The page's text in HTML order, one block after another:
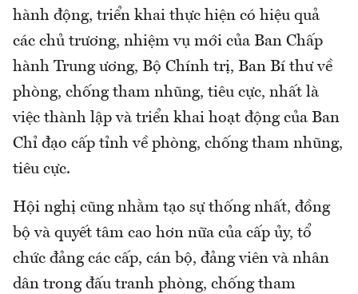
hành động, triển khai thực hiện có hiệu quả
các chủ trương, nhiệm vụ mới của Ban Chấp
hành Trung ương, Bộ Chính trị, Ban Bí thư về
phòng, chống tham nhũng, tiêu cực, nhất là
việc thành lập và triển khai hoạt động của Ban
Chỉ đạo cấp tỉnh về phòng, chống tham nhũng,
tiêu cực.
Hội nghị cũng nhằm tạo sự thống nhất, đồng
bộ và quyết tâm cao hơn nữa của cấp ủy, tổ
chức đảng các cấp, cán bộ, đảng viên và nhân
dân trong đấu tranh phòng, chống tham